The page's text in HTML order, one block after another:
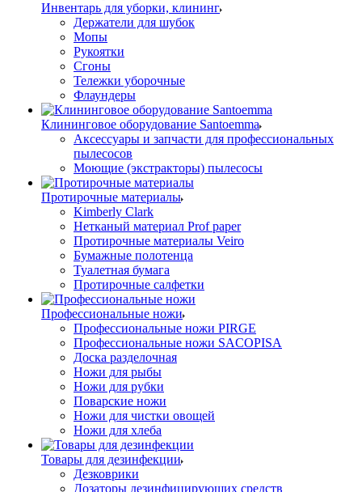
Инвентарь для уборки, клининг
Держатели для шубок
Мопы
Рукоятки
Сгоны
Тележки уборочные
Флаундеры
Клининговое оборудование Santoemma
Аксессуары и запчасти для профессиональных
пылесосов
Моющие (экстракторы) пылесосы
Протирочные материалы
Kimberly Clark
Нетканый материал Prof paper
Протирочные материалы Veiro
Бумажные полотенца
Туалетная бумага
Протирочные салфетки
Профессиональные ножи
Профессиональные ножи PIRGE
Профессиональные ножи SACOPISA
Доска разделочная
Ножи для рыбы
Ножи для рубки
Поварские ножи
Ножи для чистки овощей
Ножи для хлеба
Товары для дезинфекции
Дезковрики
Дозаторы дезинфицирующих средств